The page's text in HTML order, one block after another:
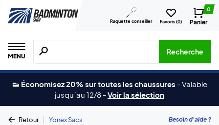
Raquette conseiller Favoris (0)
0
Panier
MENU
Recherche de produits, de marques, etc.
Recherche
👟 Économisez 20% sur toutes les chaussures -Valable
jusqu´au 12/8 -Voir la sélection
Retour | Yonex Sacs Besoin d'aide ?